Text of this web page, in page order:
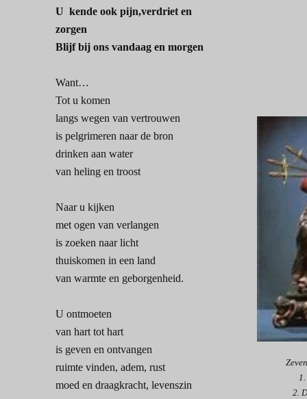
U kende ook pijn,verdriet en
zorgen
Blijf bij ons vandaag en morgen
Want…
Tot u komen
langs wegen van vertrouwen
is pelgrimeren naar de bron
drinken aan water
van heling en troost
Naar u kijken
met ogen van verlangen
is zoeken naar licht
thuiskomen in een land
van warmte en geborgenheid.
U ontmoeten
van hart tot hart
is geven en ontvangen
ruimte vinden, adem, rust
moed en draagkracht, levenszin
1.
2.